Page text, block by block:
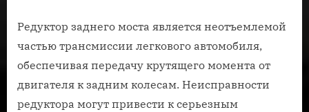
легковых
Редуктор заднего моста является неотъемлемой
частью трансмиссии легкового автомобиля,
обеспечивая передачу крутящего момента от
двигателя к задним колесам. Неисправности
редуктора могут привести к серьезным